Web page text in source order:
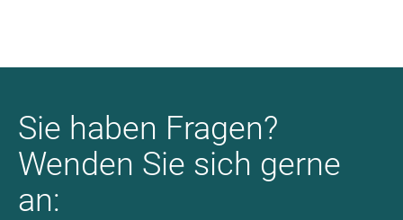
Sie haben Fragen?
Wenden Sie sich gerne
an: